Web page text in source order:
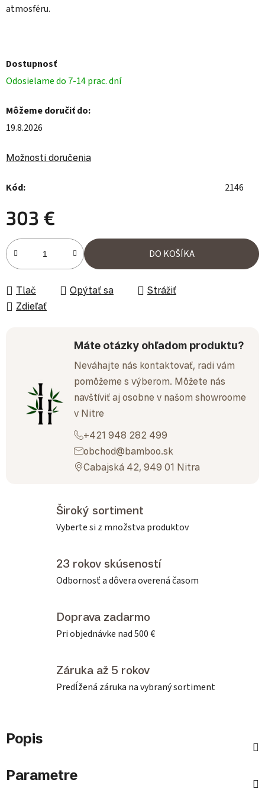
atmosféru.
Dostupnosť
Odosielame do 7-14 prac. dní
Môžeme doručiť do:
19.8.2026
Možnosti doručenia
Kód: 2146
303 €
Jednotková cena:
DO KOŠÍKA
Tlač Opýtať sa
Strážiť
Zdieľať
Máte otázky ohľadom produktu?
Neváhajte nás kontaktovať, radi vám
pomôžeme s výberom. Môžete nás
navštíviť aj osobne v našom showroome
v Nitre
+421 948 282 499
obchod@bamboo.sk
Cabajská 42, 949 01 Nitra
Široký sortiment
Vyberte si z množstva produktov
23 rokov skúseností
Odbornosť a dôvera overená časom
Doprava zadarmo
Pri objednávke nad 500 €
Záruka až 5 rokov
Predĺžená záruka na vybraný sortiment
Popis
Parametre